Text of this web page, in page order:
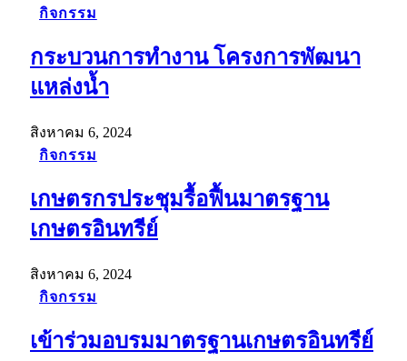
กิจกรรม
กระบวนการทำงาน โครงการพัฒนา
แหล่งน้ำ
สิงหาคม 6, 2024
กิจกรรม
เกษตรกรประชุมรื้อฟื้นมาตรฐาน
เกษตรอินทรีย์
สิงหาคม 6, 2024
กิจกรรม
เข้าร่วมอบรมมาตรฐานเกษตรอินทรีย์